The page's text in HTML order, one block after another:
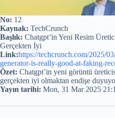
No: 12
Kaynak: TechCrunch
Başlık: Chatgpt’in Yeni Resim
Gerçekten İyi
Link:https://techcrunch.com/2025/
generator-is-really-good-at-faking-
Özet: Chatgpt’in yeni görüntü
gerçekten iyi olmaktan endişe
Yayın tarihi: Mon, 31 Mar 2025